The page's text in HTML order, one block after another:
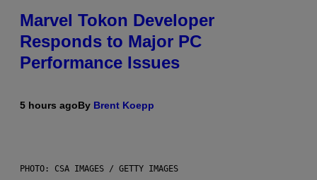
Marvel Tokon Developer
Responds to Major PC
Performance Issues
5 hours agoBy Brent Koepp
PHOTO: CSA IMAGES / GETTY IMAGES